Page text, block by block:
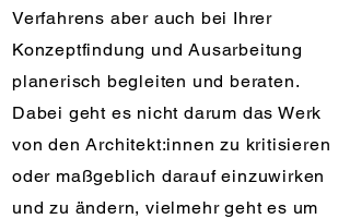
Verfahrens aber auch bei Ihrer
Konzeptfindung und Ausarbeitung
planerisch begleiten und beraten.
Dabei geht es nicht darum das Werk
von den Architekt:innen zu kritisieren
oder maßgeblich darauf einzuwirken
und zu ändern, vielmehr geht es um